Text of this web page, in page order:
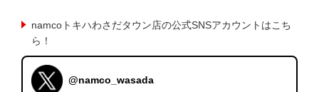
namcoトキハわさだタウン店の公式SNSアカウントはこち
ら！
@namco_wasada